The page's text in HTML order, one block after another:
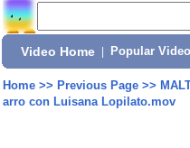
Video Home Popular
Home>> Previous Page>>
arro con Luisana Lopilato.mov